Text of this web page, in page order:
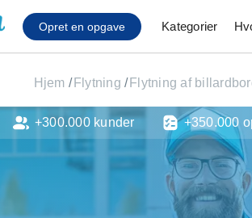
Opret en opgave Kategorier
Affaldsfjernelse
Afhentning af
Anlæg af terrasse
Cykel reparation
Hjem / Flytning / Flytning af
+300.000 kunder +350.000